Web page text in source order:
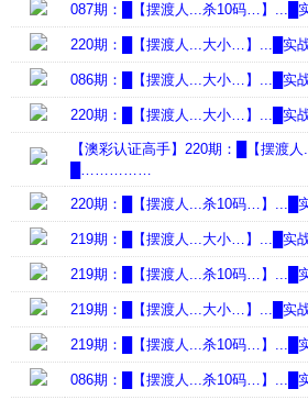
087期：█【摆渡人...杀10码…】
220期：█【摆渡人...大小…】...█
086期：█【摆渡人...大小…】...█
220期：█【摆渡人...大小…】...█
【澳彩认证高手】220期：█【摆渡
█……………
220期：█【摆渡人...杀10码…】
219期：█【摆渡人...大小…】...█
219期：█【摆渡人...杀10码…】
219期：█【摆渡人...大小…】...█
219期：█【摆渡人...杀10码…】
086期：█【摆渡人...杀10码…】